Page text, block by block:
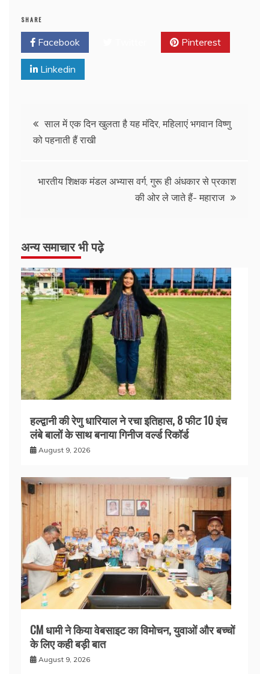
SHARE
Facebook Pinterest
Linkedin
साल में एक दिन खुलता है यह मंदिर, महिलाएं भगवान विष्णु
को पहनाती हैं राखी
भारतीय शिक्षक मंडल अभ्यास वर्ग, गुरू ही अंधकार से प्रकाश
की ओर ले जाते हैं- महाराज
अन्य समाचार भी पढ़े
हल्द्वानी की रेणु धारियाल ने रचा इतिहास, 8 फीट 10 इंच
लंबे बालों के साथ बनाया गिनीज वर्ल्ड रिकॉर्ड
August 9, 2026
CM धामी ने किया वेबसाइट का विमोचन, युवाओं और बच्चों
के लिए कही बड़ी बात
August 9, 2026